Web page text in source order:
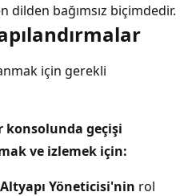
dilden bağımsız biçimdedir.
için gerekli
geçişi
ve izlemek için:
Altyapı Yöneticisi'nin rol